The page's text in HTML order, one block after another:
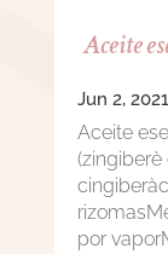
Aceite
Jun 2, 2021
Aceite
(zingiberè
por